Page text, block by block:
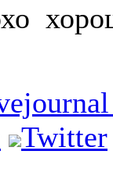
Twitter